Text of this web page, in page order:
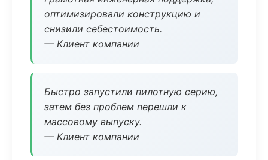
оптимизировали конструкцию и
снизили себестоимость.
— Клиент компании
Быстро запустили пилотную серию,
затем без проблем перешли к
массовому выпуску.
— Клиент компании